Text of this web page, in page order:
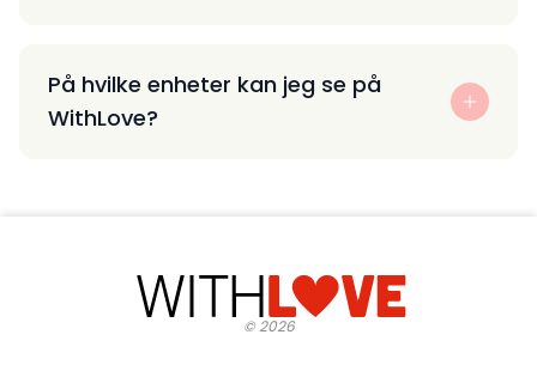
På hvilke enheter kan jeg se på
WithLove?
©2026